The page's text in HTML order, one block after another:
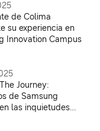
de Colima
su experiencia en
Innovation Campus
Journey:
de Samsung
las inquietudes